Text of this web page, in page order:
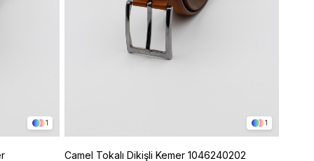
1 1
Camel Tokalı Dikişli Kemer 1046240202